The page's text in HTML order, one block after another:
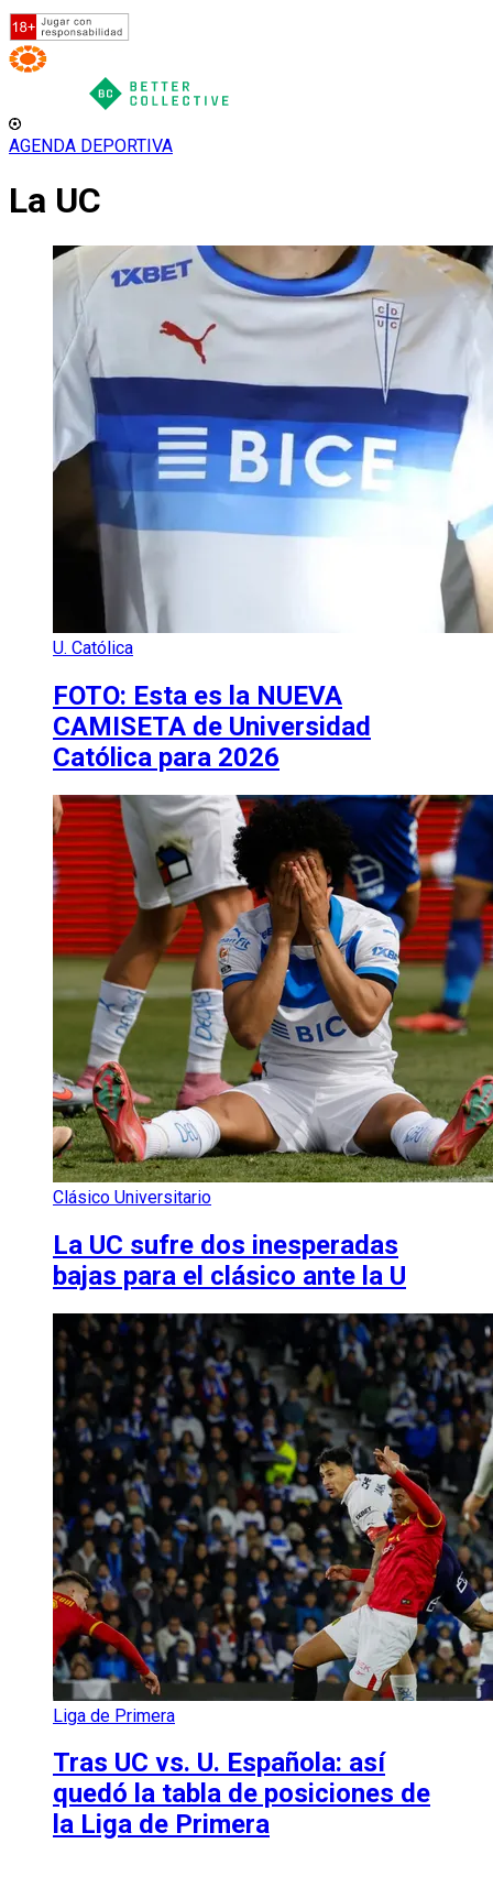
AGENDA DEPORTIVA
La UC
U. Católica
FOTO: Esta es la NUEVA
CAMISETA de Universidad
Católica para 2026
Clásico Universitario
La UC sufre dos inesperadas
bajas para el clásico ante la U
Liga de Primera
Tras UC vs. U. Española: así
quedó la tabla de posiciones de
la Liga de Primera